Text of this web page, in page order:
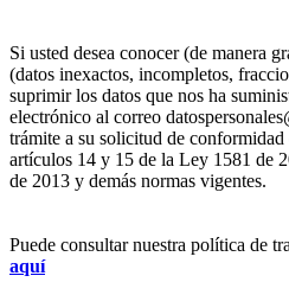
Si usted desea conocer (de manera
(datos inexactos, incompletos,
suprimir los datos que nos ha
electrónico al correo
trámite a su solicitud de
artículos 14 y 15 de la Ley 1581 de
de 2013 y demás normas vigentes.
Puede consultar nuestra política de
aquí